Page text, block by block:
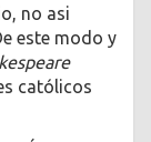
no asi
este modo y
católicos